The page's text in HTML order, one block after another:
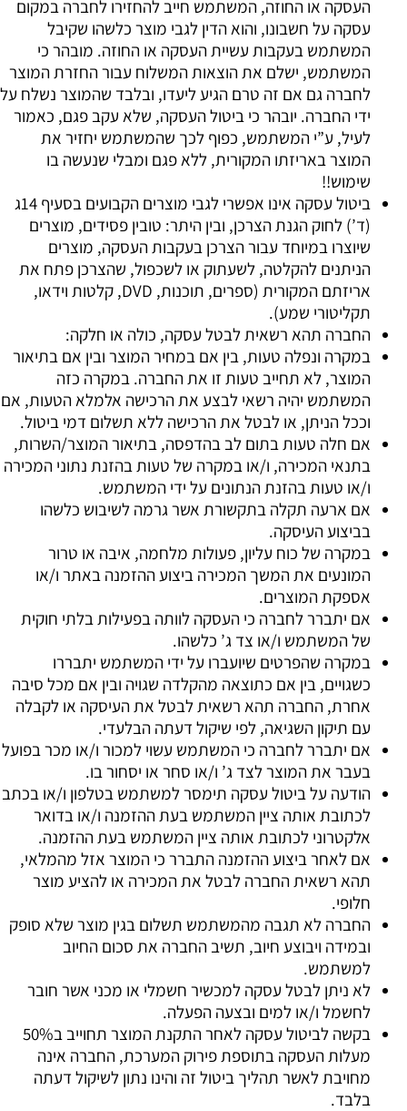
העסקה או החוזה, המשתמש חייב להחזירו לחברה במקום
עסקה על חשבונו, והוא הדין לגבי מוצר כלשהו שקיבל
המשתמש בעקבות עשיית העסקה או החוזה. מובהר כי
המשתמש, ישלם את הוצאות המשלוח עבור החזרת המוצר
לחברה גם אם זה טרם הגיע ליעדו, ובלבד שהמוצר נשלח על
ידי החברה. יובהר כי ביטול העסקה, שלא עקב פגם, כאמור
לעיל, ע”י המשתמש, כפוף לכך שהמשתמש יחזיר את
המוצר באריזתו המקורית, ללא פגם ומבלי שנעשה בו
שימוש!!
ביטול עסקה אינו אפשרי לגבי מוצרים הקבועים בסעיף 14ג
(ד’) לחוק הגנת הצרכן, ובין היתר: טובין פסידים, מוצרים
שיוצרו במיוחד עבור הצרכן בעקבות העסקה, מוצרים
הניתנים להקלטה, לשעתוק או לשכפול, שהצרכן פתח את
אריזתם המקורית (ספרים, תוכנות, DVD, קלטות וידאו,
תקליטורי שמע).
החברה תהא רשאית לבטל עסקה, כולה או חלקה:
במקרה ונפלה טעות, בין אם במחיר המוצר ובין אם בתיאור
המוצר, לא תחייב טעות זו את החברה. במקרה כזה
המשתמש יהיה רשאי לבצע את הרכישה אלמלא הטעות, אם
וככל הניתן, או לבטל את הרכישה ללא תשלום דמי ביטול.
אם חלה טעות בתום לב בהדפסה, בתיאור המוצר/השרות,
בתנאי המכירה, ו/או במקרה של טעות בהזנת נתוני המכירה
ו/או טעות בהזנת הנתונים על ידי המשתמש.
אם ארעה תקלה בתקשורת אשר גרמה לשיבוש כלשהו
בביצוע העיסקה.
במקרה של כוח עליון, פעולות מלחמה, איבה או טרור
המונעים את המשך המכירה ביצוע ההזמנה באתר ו/או
אספקת המוצרים.
אם יתברר לחברה כי העסקה לוותה בפעילות בלתי חוקית
של המשתמש ו/או צד ג’ כלשהו.
במקרה שהפרטים שיועברו על ידי המשתמש יתבררו
כשגויים, בין אם כתוצאה מהקלדה שגויה ובין אם מכל סיבה
אחרת, החברה תהא רשאית לבטל את העיסקה או לקבלה
עם תיקון השגיאה, לפי שיקול דעתה הבלעדי.
אם יתברר לחברה כי המשתמש עשוי למכור ו/או מכר בפועל
בעבר את המוצר לצד ג’ ו/או סחר או יסחור בו.
הודעה על ביטול עסקה תימסר למשתמש בטלפון ו/או בכתב
לכתובת אותה ציין המשתמש בעת ההזמנה ו/או בדואר
אלקטרוני לכתובת אותה ציין המשתמש בעת ההזמנה.
אם לאחר ביצוע ההזמנה התברר כי המוצר אזל מהמלאי,
תהא רשאית החברה לבטל את המכירה או להציע מוצר
חלופי.
החברה לא תגבה מהמשתמש תשלום בגין מוצר שלא סופק
ובמידה ויבוצע חיוב, תשיב החברה את סכום החיוב
למשתמש.
לא ניתן לבטל עסקה למכשיר חשמלי או מכני אשר חובר
לחשמל ו/או למים ובצעה הפעלה.
בקשה לביטול עסקה לאחר התקנת המוצר תחוייב ב50%
מעלות העסקה בתוספת פירוק המערכת, החברה אינה
מחויבת לאשר תהליך ביטול זה והינו נתון לשיקול דעתה
בלבד.